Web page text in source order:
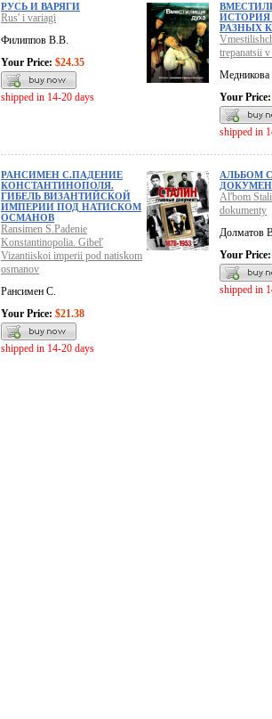
РУСЬ И ВАРЯГИ
Rus' i variagi
Филиппов В.В.
Your Price: $24.35
shipped in 14-20 days
ИСТОРИЯ
РАЗНЫХ
trepanatsii
Your Price:
shipped in
РАНСИМЕН С.ПАДЕНИЕ
КОНСТАНТИНОПОЛЯ.
ГИБЕЛЬ ВИЗАНТИЙСКОЙ
ИМПЕРИИ ПОД НАТИСКОМ
ОСМАНОВ
Ransimen S.Padenie
Konstantinopolia. Gibel'
Vizantiiskoi imperii pod natiskom
osmanov
Рансимен С.
Your Price: $21.38
shipped in 14-20 days
АЛЬБОМ
Al'bom
dokumenty
Долматов
Your Price:
shipped in